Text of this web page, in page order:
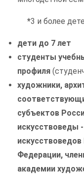
*3 и более
дети до 7 лет
студенты
профиля
художники,
субъектов
искусствоведы
Федерации,
академии